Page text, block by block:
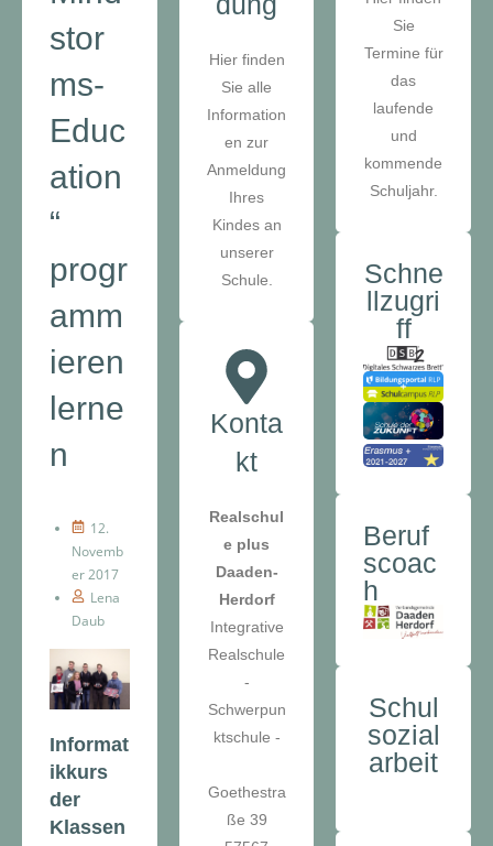
Hier finden
Sie alle
Information
en zur
Anmeldung
Ihres
Kindes an
unserer
Schule.
Konta
kt
Realschul
e plus
Daaden-
Herdorf
Integrative
Realschule
-
Schwerpun
ktschule -
Goethestra
ße 39
stor
ms-
Educ
ation
“
progr
amm
ieren
lerne
n
12.
Novemb
er 2017
Lena
Daub
Informat
ikkurs
der
Klassen
Sie
Termine für
das
laufende
und
kommende
Schuljahr.
Schne
llzugri
ff
Beruf
scoac
h
Schul
sozial
arbeit